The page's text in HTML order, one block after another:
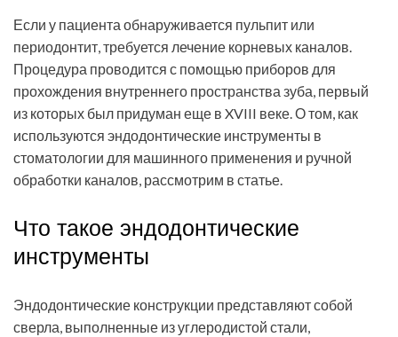
byКристина Диденко
06.11.2018
Если у пациента обнаруживается пульпит или
периодонтит, требуется лечение корневых каналов.
Процедура проводится с помощью приборов для
прохождения внутреннего пространства зуба, первый
из которых был придуман еще в XVIII веке. О том, как
используются эндодонтические инструменты в
стоматологии для машинного применения и ручной
обработки каналов, рассмотрим в статье.
Что такое эндодонтические
инструменты
Эндодонтические конструкции представляют собой
сверла, выполненные из углеродистой стали,